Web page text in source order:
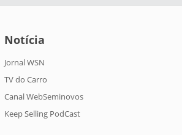
Notícia
Jornal WSN
TV do Carro
Canal WebSeminovos
Keep Selling PodCast